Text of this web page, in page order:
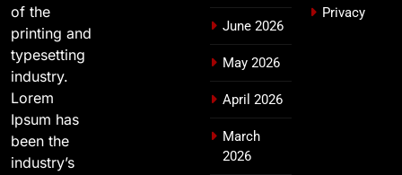
of the
printing and
typesetting
industry.
Lorem
Ipsum has
been the
industry’s
June 2026
May 2026
April 2026
March
2026
Privacy